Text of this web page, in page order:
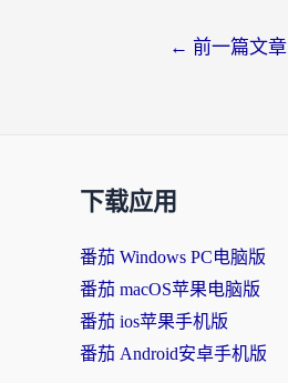
← 前一篇文章
下载应用
番茄 Windows PC电脑版
番茄 macOS苹果电脑版
番茄 ios苹果手机版
番茄 Android安卓手机版